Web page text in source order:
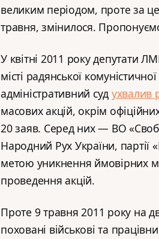
великим періодом, проте за
травня, змінилося.
У квітні 2011 року депутати
місті радянської
адміністративний суд ухвалив
масових акцій, окрім
20 заяв. Серед них — ВО
Народний Рух України, партії
метою уникнення ймовірних
проведення акцій.
Проте 9 травня 2011 року на
поховані військові та